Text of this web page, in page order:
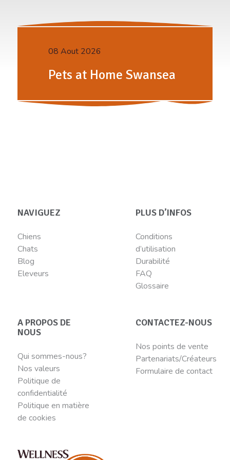
08 Aout 2026
Pets at Home Swansea
NAVIGUEZ
Chiens
Chats
Blog
Eleveurs
PLUS D’INFOS
Conditions
d’utilisation
Durabilité
FAQ
Glossaire
A PROPOS DE
NOUS
Qui sommes-nous?
Nos valeurs
Politique de
confidentialité
Politique en matière
de cookies
CONTACTEZ-NOUS
Nos points de vente
Partenariats/Créateurs
Formulaire de contact